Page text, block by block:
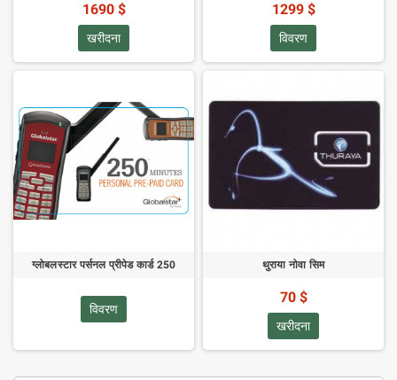
1690 $
खरीदना
1299 $
विवरण
ग्लोबलस्टार पर्सनल प्रीपेड कार्ड 250
विवरण
थुराया नोवा सिम
70 $
खरीदना